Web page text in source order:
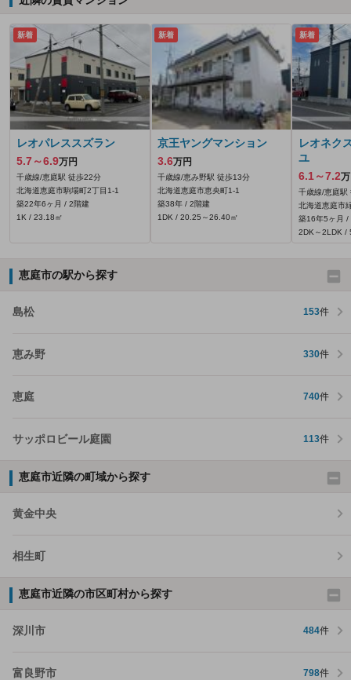
新着
レオパレススズラン
5.7～6.9万円
千歳線/恵庭駅 徒歩22分
北海道恵庭市駒場町2丁目1-1
築22年6ヶ月 / 2階建
1K / 23.18㎡
新着
京王ヤングマンション
3.6万円
千歳線/恵み野駅 徒歩13分
北海道恵庭市恵央町1-1
築38年 / 2階建
1DK / 20.25～26.40㎡
新着
レオネク
ユ
6.1～7.2
千歳線/恵庭駅
北海道恵庭市
築16年5ヶ月 /
2DK～2LDK /
恵庭市の駅から探す
島松 153件
恵み野 330件
恵庭 740件
サッポロビール庭園 113件
恵庭市近隣の町域から探す
黄金中央
相生町
恵庭市近隣の市区町村から探す
深川市 484件
富良野市 798件